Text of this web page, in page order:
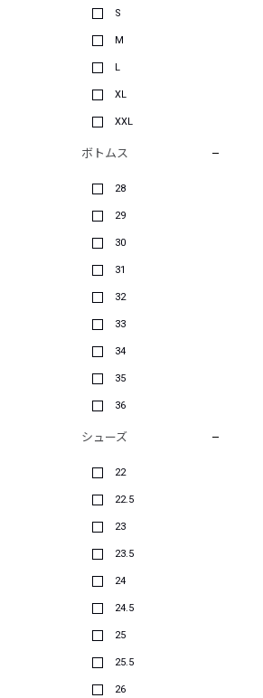
S
M
L
XL
XXL
ボトムス
28
29
30
31
32
33
34
35
36
シューズ
22
22.5
23
23.5
24
24.5
25
25.5
26